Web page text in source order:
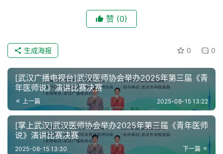
系
协
会
赞 (0)
0 0
生成海报
[武汉广播电视台]武汉医师协会举办2025年第三届《青
年医师说》演讲比赛决赛
上一篇 2025-08-15 13:22
[掌上武汉]武汉医师协会举办2025年第三届《青年医师
说》演讲比赛决赛
下一篇
2025-08-15 13:30